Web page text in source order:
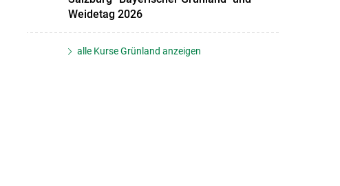
Weidetag 2026
alle Kurse Grünland anzeigen